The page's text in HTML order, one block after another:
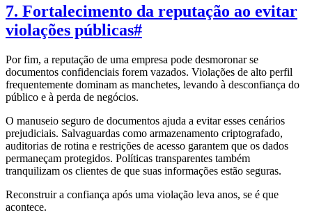
7. Fortalecimento da reputação ao evitar
violações públicas#
Por fim, a reputação de uma empresa pode desmoronar se
documentos confidenciais forem vazados. Violações de alto perfil
frequentemente dominam as manchetes, levando à desconfiança do
público e à perda de negócios.
O manuseio seguro de documentos ajuda a evitar esses cenários
prejudiciais. Salvaguardas como armazenamento criptografado,
auditorias de rotina e restrições de acesso garantem que os dados
permaneçam protegidos. Políticas transparentes também
tranquilizam os clientes de que suas informações estão seguras.
Reconstruir a confiança após uma violação leva anos, se é que
acontece.